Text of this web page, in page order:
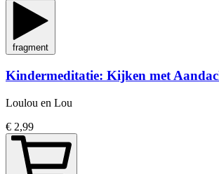
fragment
Kindermeditatie: Kijken met
Loulou en Lou
€ 2,99